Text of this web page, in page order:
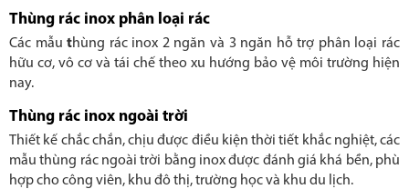
Thùng rác inox phân loại rác
Các mẫuthùng rác inox 2 ngăn và 3 ngăn hỗ trợ phân loại rác
hữu cơ, vô cơ và tái chế theo xu hướng bảo vệ môi trường hiện
nay.
Thùng rác inox ngoài trời
Thiết kế chắc chắn, chịu được điều kiện thời tiết khắc nghiệt, các
mẫu thùng rác ngoài trời bằng inox được đánh giá khá bền, phù
hợp cho công viên, khu đô thị, trường học và khu du lịch.